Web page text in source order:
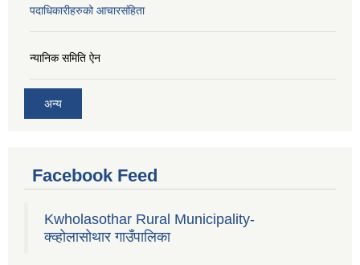
पदाधिकारीहरुको आचारसंहिता
न्यानिक समिति ऐन
अन्य
Facebook Feed
Kwholasothar Rural Municipality-
क्व्होलासोथार गाउँपालिका